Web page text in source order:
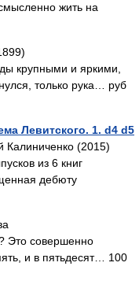
жить на
крупными и яркими,
только рука… руб
Левитского. 1. d4 d5
Калиниченко (2015)
из 6 книг
дебюту
Это совершенно
и в пятьдесят… 100